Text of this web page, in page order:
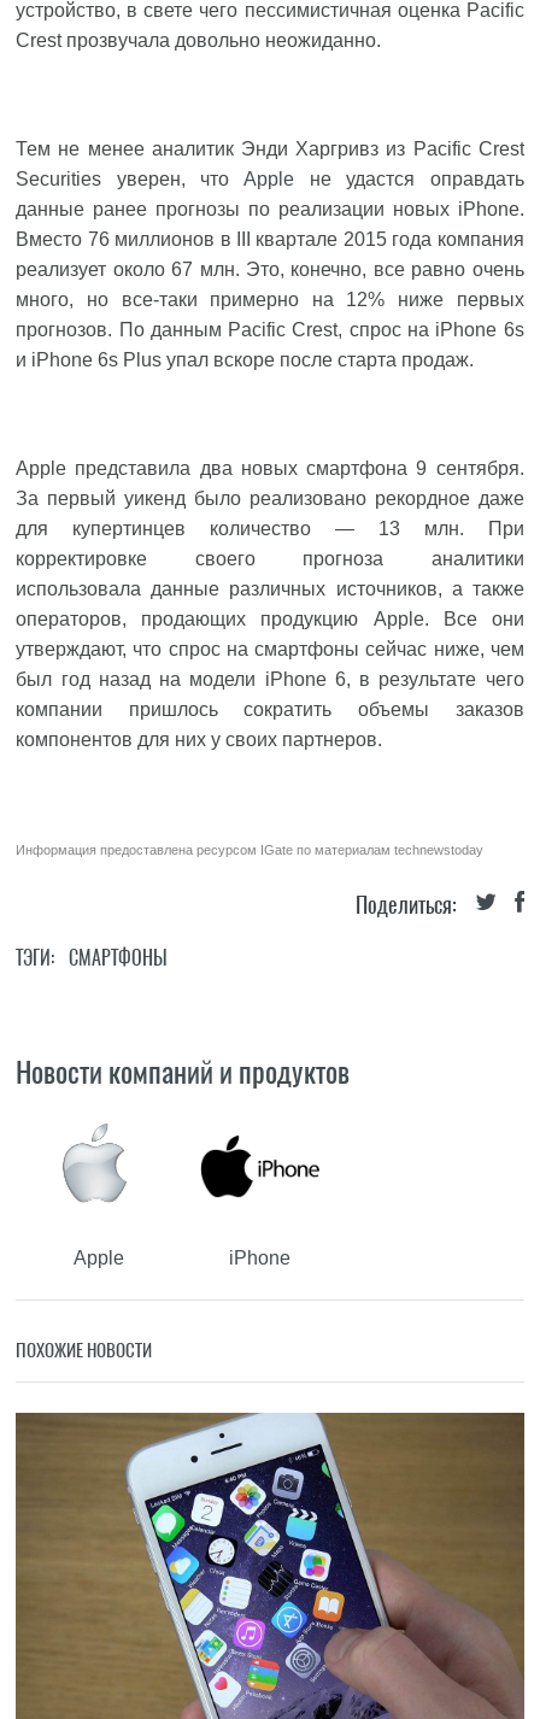
устройство, в свете чего пессимистичная оценка Pacific
Crest прозвучала довольно неожиданно.
Тем не менее аналитик Энди Харгривз из Pacific Crest
Securities уверен, чтоApple не удастся оправдать
данные ранее прогнозы по реализации новых iPhone.
Вместо 76 миллионов в III квартале 2015 года компания
реализует около 67 млн. Это, конечно, все равно очень
много, но все-таки примерно на 12% ниже первых
прогнозов. По данным Pacific Crest, спрос на iPhone 6s
и iPhone 6s Plus упал вскоре после старта продаж.
Apple представила два новых смартфона 9 сентября.
За первый уикенд было реализовано рекордное даже
для купертинцев количество — 13 млн. При
корректировке своего прогноза аналитики
использовала данные различных источников, а также
операторов, продающих продукцию Apple. Все они
утверждают, что спрос на смартфоны сейчас ниже, чем
был год назад на модели iPhone 6, в результате чего
компании пришлось сократить объемы заказов
компонентов для них у своих партнеров.
Информация предоставлена ресурсом IGate по материаламtechnewstoday
Поделиться:
ТЭГИ: СМАРТФОНЫ
Новости компаний и продуктов
Apple iPhone
ПОХОЖИЕ НОВОСТИ